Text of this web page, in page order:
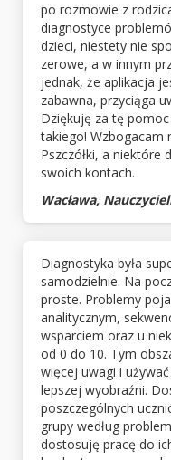
po rozmowie z
diagnostyce
dzieci, niestety nie
zerowe, a w innym
jednak, że aplikacja
zabawna, przyciąga
Dziękuję za tę
takiego! Wzbogacam
Pszczółki, a niektóre
swoich kontach.
Wacława,
Diagnostyka była
samodzielnie. Na
proste. Problemy
analitycznym,
wsparciem oraz u
od 0 do 10. Tym
więcej uwagi i
lepszej wyobraźni.
poszczególnych
grupy według
dostosuję pracę do